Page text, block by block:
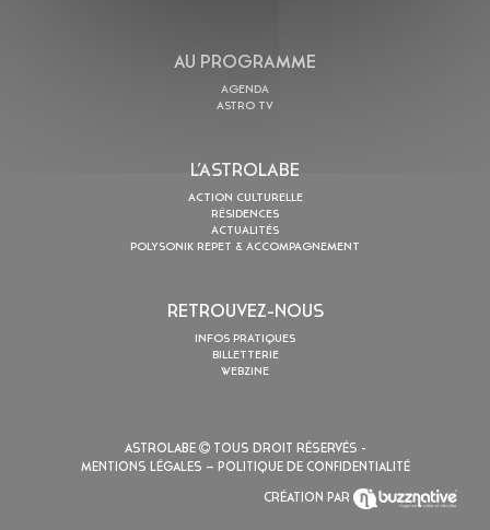
AU PROGRAMME
AGENDA
ASTRO TV
L’ASTROLABE
ACTION CULTURELLE
RÉSIDENCES
ACTUALITÉS
POLYSONIK REPET & ACCOMPAGNEMENT
RETROUVEZ-NOUS
INFOS PRATIQUES
BILLETTERIE
WEBZINE
ASTROLABE
TOUS DROIT RÉSERVÉS -
MENTIONS LÉGALES – POLITIQUE DE CONFIDENTIALITÉ
CRÉATION PAR